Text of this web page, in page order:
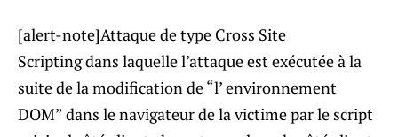
[alert-note]Attaque de type Cross Site
Scripting dans laquelle l’attaque est exécutée à la
suite de la modification de “l’ environnement
DOM” ​​dans le navigateur de la victime par le script